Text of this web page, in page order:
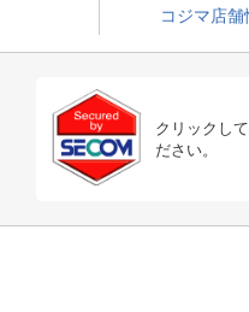
コジマ店舗
クリックし
ださい。